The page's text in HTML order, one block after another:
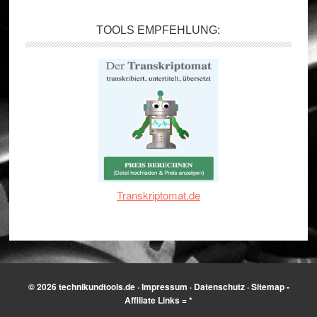
TOOLS EMPFEHLUNG:
Transkriptomat.de
© 2026technikundtools.de·Impressum · Datenschutz·Sitemap-
Affiliate Links = *